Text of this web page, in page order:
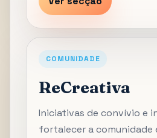
COMUNIDADE
ReCreativa
Iniciativas de convívio e
fortalecer a comunidade